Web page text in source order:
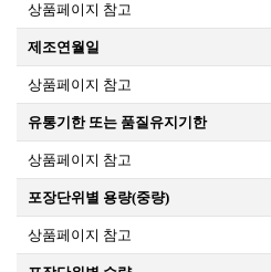
상품페이지 참고
제조연월일
상품페이지 참고
유통기한 또는 품질유지기한
상품페이지 참고
포장단위별 용량(중량)
상품페이지 참고